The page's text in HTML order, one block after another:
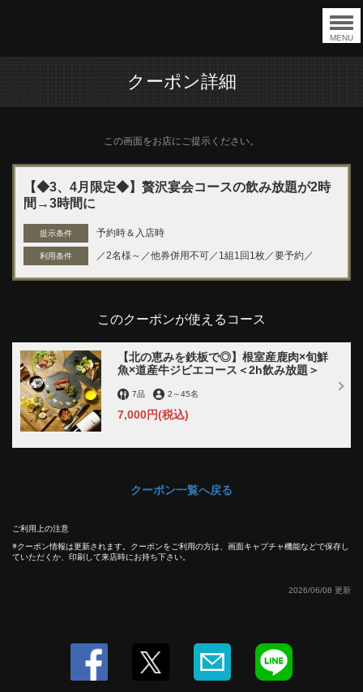
MENU
クーポン詳細
この画面をお店にご提示ください。
【◆3、4月限定◆】贅沢宴会コースの飲み放題が2時
間→3時間に
提示条件 予約時＆入店時
利用条件 ／2名様～／他券併用不可／1組1回1枚／要予約／
このクーポンが使えるコース
【北の恵みを鉄板で◎】根室産鹿肉×旬鮮
魚×道産牛ジビエコース＜2h飲み放題＞
7品 2 ～45名
7,000円(税込)
クーポン一覧へ戻る
ご利用上の注意
クーポン情報は更新されます。クーポンをご利用の方は、画面キャプチャ機能などで保存し
ていただくか、印刷して来店時にお持ち下さい。
2026/06/08 更新
この店舗情報をシェアする
【◆3、4月限定◆】贅沢宴会コースの飲み放題が2時間→3
時間に | 【個室×道産牛肉×海鮮×産地直送野菜】 鉄板居酒
北海道札幌市中央区南４条西５丁目８番地 Ｆ４５ビル地下１階
お店情報をコピー